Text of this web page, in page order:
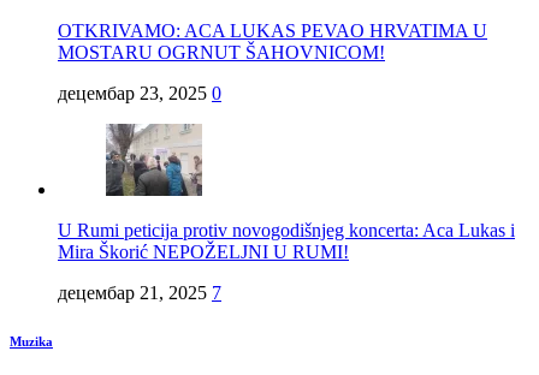
OTKRIVAMO: ACA LUKAS PEVAO HRVATIMA U
MOSTARU OGRNUT ŠAHOVNICOM!
децембар 23, 2025 0
U Rumi peticija protiv novogodišnjeg koncerta: Aca Lukas i
Mira Škorić NEPOŽELJNI U RUMI!
децембар 21, 2025 7
Muzika